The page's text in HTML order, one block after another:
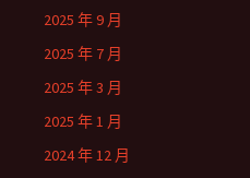
2025 年 9 月
2025 年 7 月
2025 年 3 月
2025 年 1 月
2024 年 12 月